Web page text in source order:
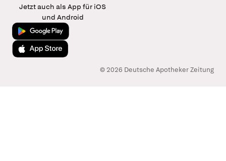
Jetzt auch als App für iOS
und Android
Jetzt bei Google Play
Laden im App Store
© 2026 Deutsche Apotheker Zeitung